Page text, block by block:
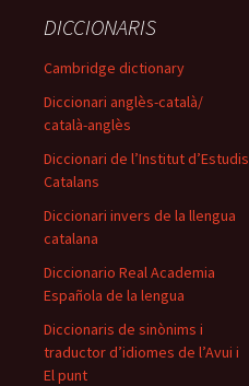
DICCIONARIS
Cambridge dictionary
Diccionari anglès-català/
català-anglès
Diccionari de l’Institut d’Estudis
Catalans
Diccionari invers de la llengua
catalana
Diccionario Real Academia
Española de la lengua
Diccionaris de sinònims i
traductor d’idiomes de l’Avui i
El punt